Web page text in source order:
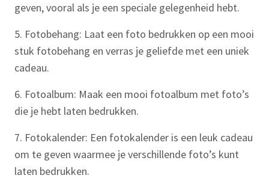
geven, vooral als je een speciale gelegenheid hebt.
5. Fotobehang: Laat een foto bedrukken op een mooi
stuk fotobehang en verras je geliefde met een uniek
cadeau.
6. Fotoalbum: Maak een mooi fotoalbum met foto’s
die je hebt laten bedrukken.
7. Fotokalender: Een fotokalender is een leuk cadeau
om te geven waarmee je verschillende foto’s kunt
laten bedrukken.